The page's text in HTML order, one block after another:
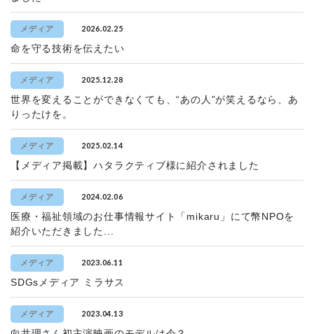
メディア 2026.02.25
命を守る技術を伝えたい
メディア 2025.12.28
世界を変えることができなくても、“あの人”が笑えるなら、あ
りったけを。
メディア 2025.02.14
【メディア掲載】ハタラクティブ様に紹介されました
メディア 2024.02.06
医療・福祉領域のお仕事情報サイト「mikaru」にて幣NPOを
紹介いただきました...
メディア 2023.06.11
SDGsメディア ミラサス
メディア 2023.04.13